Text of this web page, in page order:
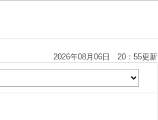
2026年08月06日 20：55更新